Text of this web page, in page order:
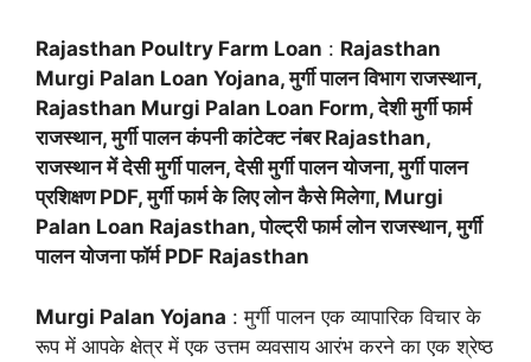
Rajasthan Poultry Farm Loan : Rajasthan
Murgi Palan Loan Yojana, मुर्गी पालन विभाग राजस्थान,
Rajasthan Murgi Palan Loan Form, देशी मुर्गी फार्म
राजस्थान, मुर्गी पालन कंपनी कांटेक्ट नंबर Rajasthan,
राजस्थान में देसी मुर्गी पालन, देसी मुर्गी पालन योजना, मुर्गी पालन
प्रशिक्षण PDF, मुर्गी फार्म के लिए लोन कैसे मिलेगा, Murgi
Palan Loan Rajasthan, पोल्ट्री फार्म लोन राजस्थान, मुर्गी
पालन योजना फॉर्म PDF Rajasthan
Murgi Palan Yojana : मुर्गी पालन एक व्यापारिक विचार के
रूप में आपके क्षेत्र में एक उत्तम व्यवसाय आरंभ करने का एक श्रेष्ठ